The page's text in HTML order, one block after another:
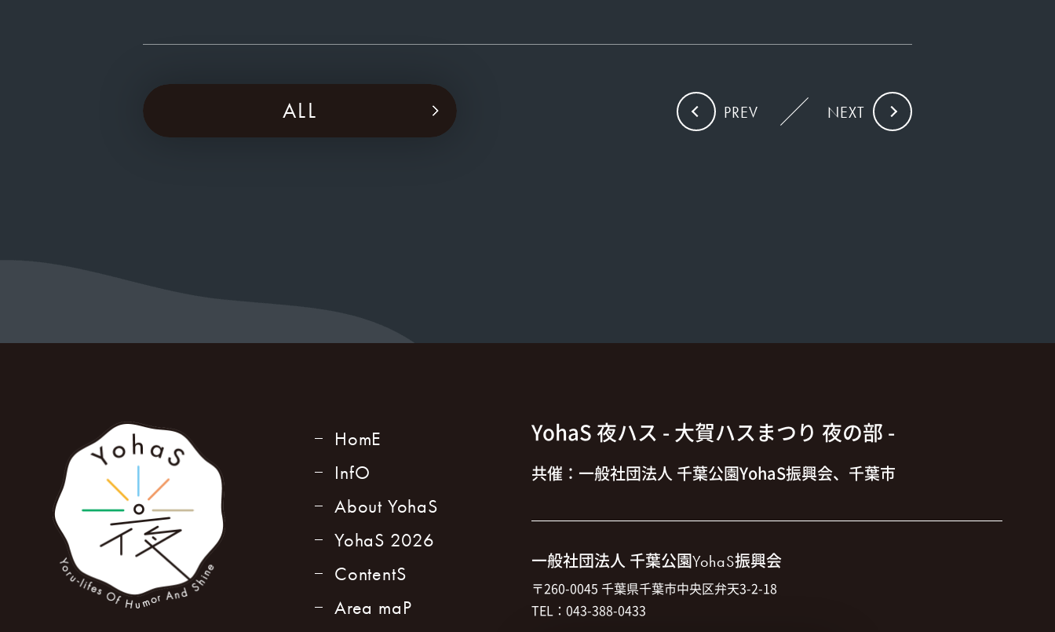
ALL PREV NEXT
HomE
InfO
About YohaS
YohaS 2026
ContentS
Area maP
YohaS 夜ハス - 大賀ハスまつり 夜の部 -
共催：一般社団法人 千葉公園YohaS振興会、千葉市
一般社団法人 千葉公園YohaS振興会
〒260-0045 千葉県千葉市中央区弁天3-2-18
TEL：043-388-0433